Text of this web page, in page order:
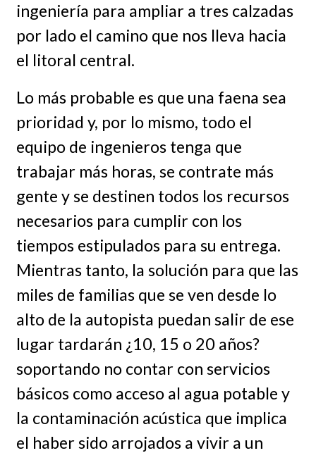
ingeniería para ampliar a tres calzadas
por lado el camino que nos lleva hacia
el litoral central.
Lo más probable es que una faena sea
prioridad y, por lo mismo, todo el
equipo de ingenieros tenga que
trabajar más horas, se contrate más
gente y se destinen todos los recursos
necesarios para cumplir con los
tiempos estipulados para su entrega.
Mientras tanto, la solución para que las
miles de familias que se ven desde lo
alto de la autopista puedan salir de ese
lugar tardarán ¿10, 15 o 20 años?
soportando no contar con servicios
básicos como acceso al agua potable y
la contaminación acústica que implica
el haber sido arrojados a vivir a un